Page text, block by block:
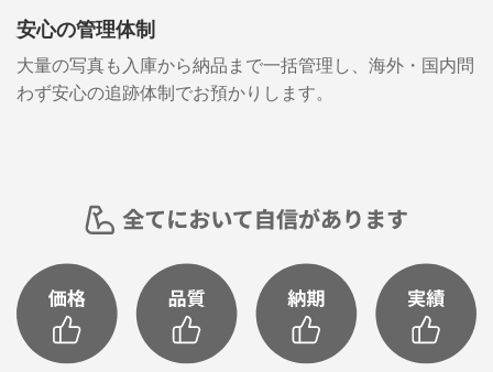
安心の管理体制
大量の写真も入庫から納品まで一括管理し、海外・国内問
わず安心の追跡体制でお預かりします。